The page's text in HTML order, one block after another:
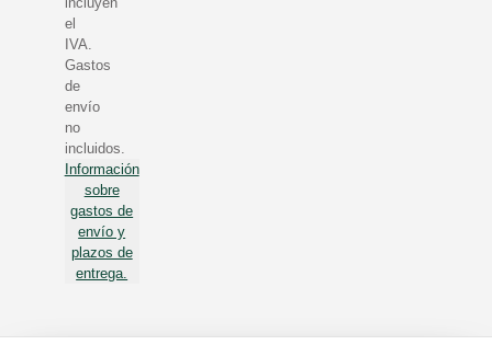
el
IVA.
Gastos
de
envío
no
incluidos.
Información
sobre
gastos de
envío y
plazos de
entrega.